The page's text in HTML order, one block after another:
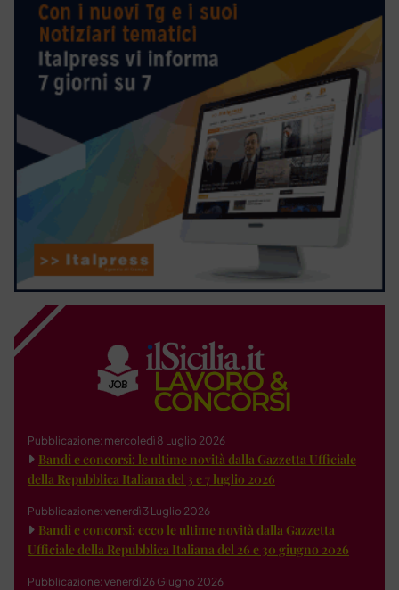
Pubblicazione: mercoledì 8 Luglio 2026
Bandi e concorsi: le ultime novità dalla Gazzetta Ufficiale
della Repubblica Italiana del 3 e 7 luglio 2026
Pubblicazione: venerdì 3 Luglio 2026
Bandi e concorsi: ecco le ultime novità dalla Gazzetta
Ufficiale della Repubblica Italiana del 26 e 30 giugno 2026
Pubblicazione: venerdì 26 Giugno 2026